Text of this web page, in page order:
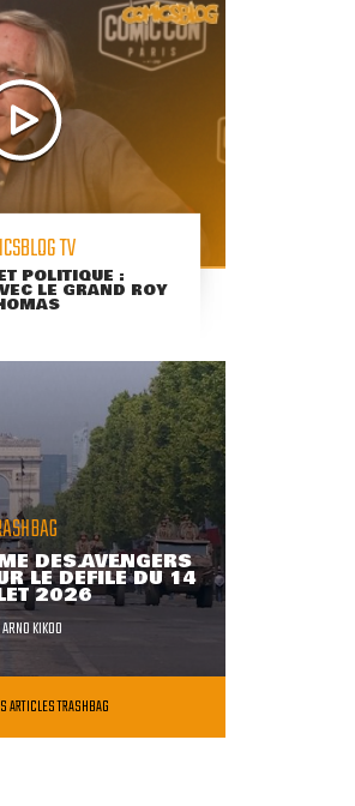
TV
POLITIQUE :
LE GRAND ROY
DES AVENGERS
LE DÉFILÉ DU 14
2026
ARNO KIKOO
ARTICLES TRASHBAG